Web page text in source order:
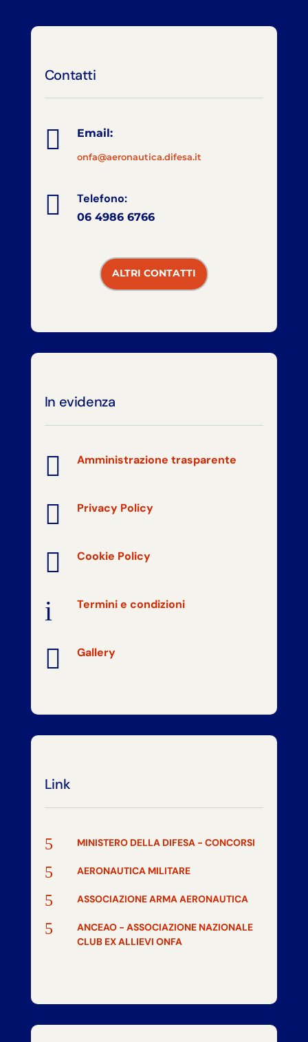
Contatti
 Email:
onfa@aeronautica.difesa.it
 Telefono:
06 4986 6766
ALTRI CONTATTI
In evidenza
 Amministrazione trasparente
 Privacy Policy
 Cookie Policy
i Termini e condizioni
 Gallery
Link
5 MINISTERO DELLA DIFESA - CONCORSI
5 AERONAUTICA MILITARE
5 ASSOCIAZIONE ARMA AERONAUTICA
5
ANCEAO - ASSOCIAZIONE NAZIONALE
CLUB EX ALLIEVI ONFA